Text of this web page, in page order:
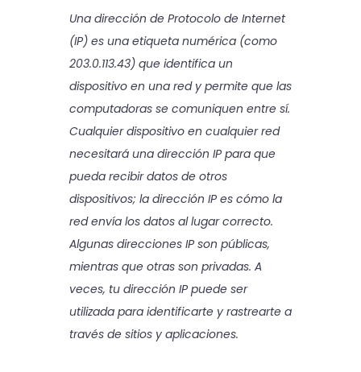
Una dirección de Protocolo de Internet
(IP) es una etiqueta numérica (como
203.0.113.43) que identifica un
dispositivo en una red y permite que las
computadoras se comuniquen entre sí.
Cualquier dispositivo en cualquier red
necesitará una dirección IP para que
pueda recibir datos de otros
dispositivos; la dirección IP es cómo la
red envía los datos al lugar correcto.
Algunas direcciones IP son públicas,
mientras que otras son privadas. A
veces, tu dirección IP puede ser
utilizada para identificarte y rastrearte a
través de sitios y aplicaciones.